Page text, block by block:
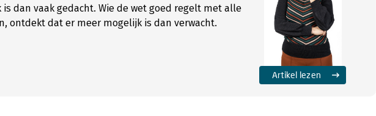
dan vaak gedacht. Wie de wet goed regelt met alle
ontdekt dat er meer mogelijk is dan verwacht.
Artikel lezen